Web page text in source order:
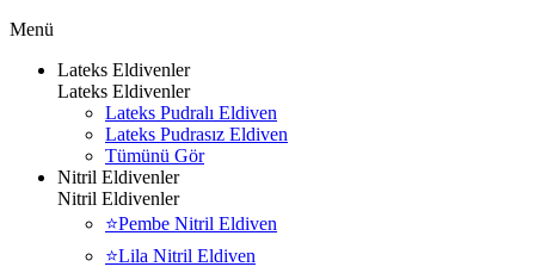
Menü
Lateks Eldivenler
Lateks Eldivenler
Lateks Pudralı Eldiven
Lateks Pudrasız Eldiven
Tümünü Gör
Nitril Eldivenler
Nitril Eldivenler
⭐Pembe Nitril Eldiven
⭐Lila Nitril Eldiven